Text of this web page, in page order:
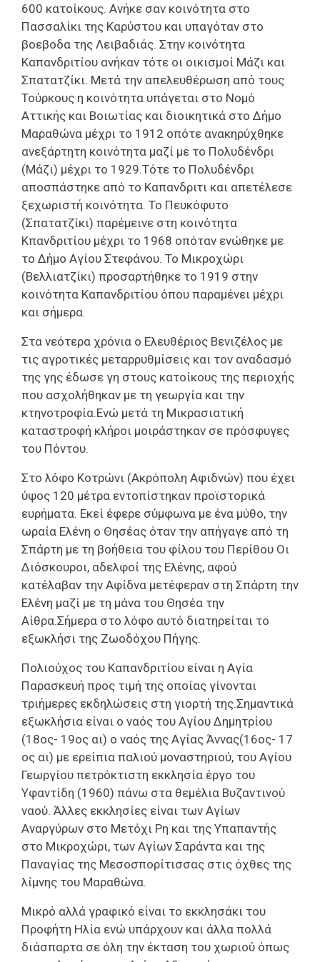
600 κατοίκους. Ανήκε σαν κοινότητα στο
Πασσαλίκι της Καρύστου και υπαγόταν στο
βοεβοδα της Λειβαδιάς. Στην κοινότητα
Καπανδριτίου ανήκαν τότε οι οικισμοί Μάζι και
Σπατατζίκι. Μετά την απελευθέρωση από τους
Τούρκους η κοινότητα υπάγεται στο Νομό
Αττικής και Βοιωτίας και διοικητικά στο Δήμο
Μαραθώνα μέχρι το 1912 οπότε ανακηρύχθηκε
ανεξάρτητη κοινότητα μαζί με το Πολυδένδρι
(Μάζι) μέχρι το 1929.Τότε το Πολυδένδρι
αποσπάστηκε από το Καπανδριτι και απετέλεσε
ξεχωριστή κοινότητα. Το Πευκόφυτο
(Σπατατζίκι) παρέμεινε στη κοινότητα
Κπανδριτίου μέχρι το 1968 οπόταν ενώθηκε με
το Δήμο Αγίου Στεφάνου. Το Μικροχώρι
(Βελλιατζίκι) προσαρτήθηκε το 1919 στην
κοινότητα Καπανδριτίου όπου παραμένει μέχρι
και σήμερα.
Στα νεότερα χρόνια ο Ελευθέριος Βενιζέλος με
τις αγροτικές μεταρρυθμίσεις και τον αναδασμό
της γης έδωσε γη στους κατοίκους της περιοχής
που ασχολήθηκαν με τη γεωργία και την
κτηνοτροφία.Ενώ μετά τη Μικρασιατική
καταστροφή κλήροι μοιράστηκαν σε πρόσφυγες
του Πόντου.
Στο λόφο Κοτρώνι (Ακρόπολη Αφιδνών) που έχει
ύψος 120 μέτρα εντοπίστηκαν προϊστορικά
ευρήματα. Εκεί έφερε σύμφωνα με ένα μύθο, την
ωραία Ελένη ο Θησέας όταν την απήγαγε από τη
Σπάρτη με τη βοήθεια του φίλου του Περίθου Οι
Διόσκουροι, αδελφοί της Ελένης, αφού
κατέλαβαν την Αφίδνα μετέφεραν στη Σπάρτη την
Ελένη μαζί με τη μάνα του Θησέα την
Αίθρα.Σήμερα στο λόφο αυτό διατηρείται το
εξωκλήσι της Ζωοδόχου Πήγης.
Πολιούχος του Καπανδριτίου είναι η Αγία
Παρασκευή προς τιμή της οποίας γίνονται
τριήμερες εκδηλώσεις στη γιορτή της.Σημαντικά
εξωκλήσια είναι ο ναός του Αγίου Δημητρίου
(18ος- 19ος αι) ο ναός της Αγίας Άννας(16ος- 17
ος αι) με ερείπια παλιού μοναστηριού, του Αγίου
Γεωργίου πετρόκτιστη εκκλησία έργο του
Υφαντίδη (1960) πάνω στα θεμέλια Βυζαντινού
ναού. Άλλες εκκλησίες είναι των Αγίων
Αναργύρων στο Μετόχι Ρη και της Υπαπαντής
στο Μικροχώρι, των Αγίων Σαράντα και της
Παναγίας της Μεσοσπορίτισσας στις όχθες της
λίμνης του Μαραθώνα.
Μικρό αλλά γραφικό είναι το εκκλησάκι του
Προφήτη Ηλία ενώ υπάρχουν και άλλα πολλά
διάσπαρτα σε όλη την έκταση του χωριού όπως